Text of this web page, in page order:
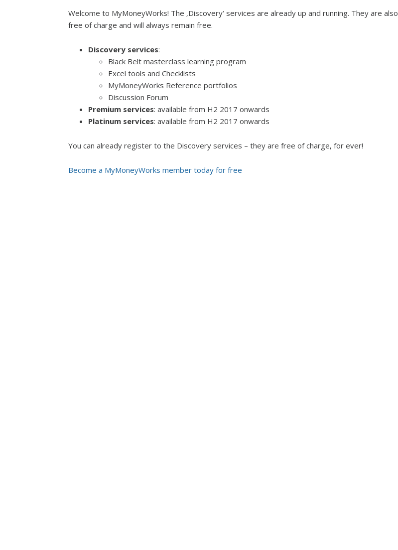
Welcome to MyMoneyWorks! The ‚Discovery‘ services are already up and running. They are also
free of charge and will always remain free.
Discovery services:
Black Belt masterclass learning program
Excel tools and Checklists
MyMoneyWorks Reference portfolios
Discussion Forum
Premium services: available from H2 2017 onwards
Platinum services: available from H2 2017 onwards
You can already register to the Discovery services – they are free of charge, for ever!
Become a MyMoneyWorks member today for free